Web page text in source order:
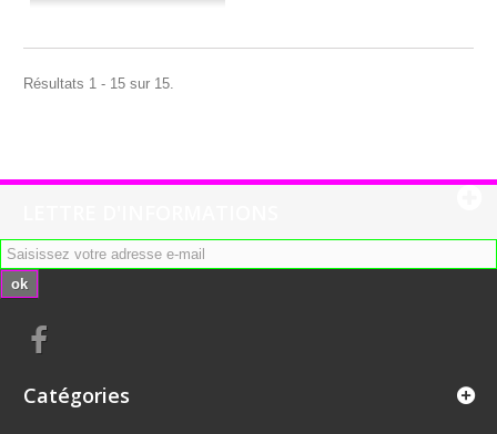
Résultats 1 - 15 sur 15.
ok
Catégories